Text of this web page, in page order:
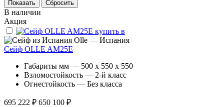
В наличии
Акция
Olle — Испания
Сейф OLLE AM25E
Габариты мм — 500 x 550 x 550
Взломостойкость — 2-й класс
Огнестойкость — Без класса
695 222 ₽ 650 100 ₽